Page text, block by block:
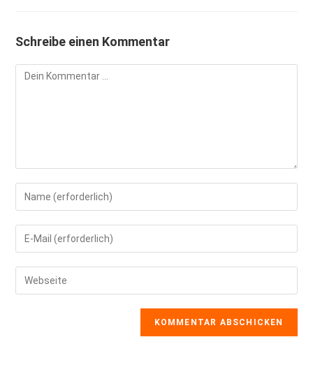
Schreibe einen Kommentar
Kommentieren
Gib
deinen
Namen
oder
zum
Kommentieren
Gib
deine
E-
Mail-
Gib
deine